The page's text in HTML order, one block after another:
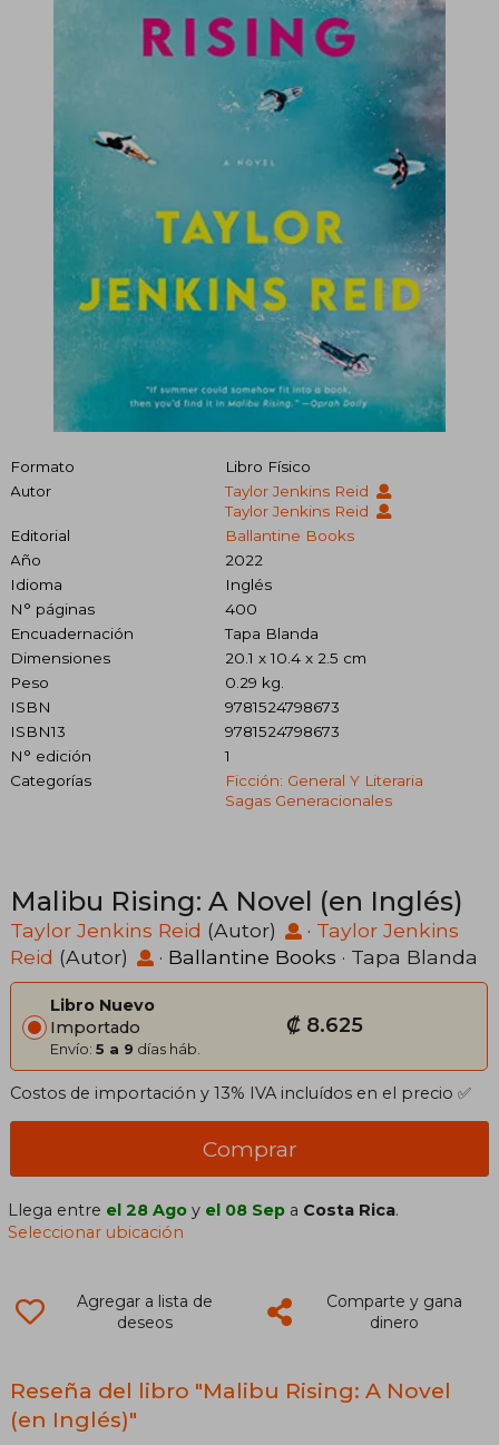
Formato
Libro Físico
Autor
Taylor Jenkins Reid
Taylor Jenkins Reid
Editorial
Ballantine Books
Año
2022
Idioma
Inglés
N° páginas
400
Encuadernación
Tapa Blanda
Dimensiones
20.1 x 10.4 x 2.5 cm
Peso
0.29 kg.
ISBN
9781524798673
ISBN13
9781524798673
N° edición
1
Categorías
Ficción: General Y Literaria
Sagas Generacionales
Malibu Rising: A Novel (en Inglés)
Taylor Jenkins Reid (Autor) · Taylor Jenkins
Reid (Autor) · Ballantine Books · Tapa Blanda
Libro Nuevo
Importado
Envío: 5 a 9 días háb.
₡ 8.625
Costos de importación y 13% IVA incluídos en el precio ✅
Comprar
Llega entre el 28 Ago y el 08 Sep a Costa Rica.
Seleccionar ubicación
Agregar a lista de
deseos
Comparte y gana
dinero
Reseña del libro "Malibu Rising: A Novel
(en Inglés)"